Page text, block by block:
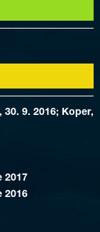
9. 2016; Koper,
2017
2016